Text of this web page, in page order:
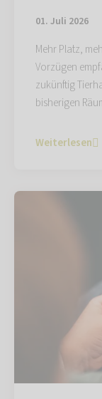
01. Juli 2026
Mehr Platz,
Vorzügen
zukünftig
bisherigen
Weiterlesen